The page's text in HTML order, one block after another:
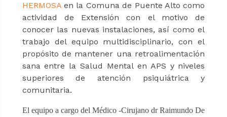
HERMOSA en la Comuna de Puente Alto como
actividad de Extensión con el motivo de
conocer las nuevas instalaciones, así como el
trabajo del equipo multidisciplinario, con el
propósito de mantener una retroalimentación
sana entre la Salud Mental en APS y niveles
superiores de atención psiquiátrica y
comunitaria.
El equipo a cargo del Médico -Cirujano dr Raimundo De